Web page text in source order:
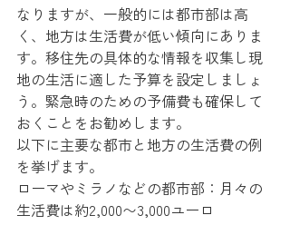
なりますが、一般的には都市部は高
く、地方は生活費が低い傾向にありま
す。移住先の具体的な情報を収集し現
地の生活に適した予算を設定しましょ
う。緊急時のための予備費も確保して
おくことをお勧めします。
以下に主要な都市と地方の生活費の例
を挙げます。
ローマやミラノなどの都市部：月々の
生活費は約2,000〜3,000ユーロ